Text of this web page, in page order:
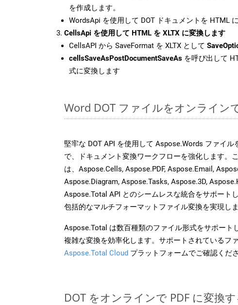
を作成します。
WordsApi を使用して DOT ドキュメントを HTML
CellsApi を使用して HTML を XLTX に変換します
CellsAPI から SaveFormat を XLTX として
cellsSaveAsPostDocumentSaveAs を呼び出して
式に変換します
Word DOT ファイルをオンライン
堅牢な DOT API を使用して Aspose.Words ファイル
で、ドキュメント変換ワークフローを強化します。
は、Aspose.Cells, Aspose.PDF, Aspose.Email,
Aspose.Diagram, Aspose.Tasks, Aspose.3D,
Aspose.Total API とのシームレスな統合をサポート
包括的なマルチフォーマットファイル変換を実現しま
Aspose.Total は数百種類のファイル形式をサポート
複雑な変換を効率化します。サポートされているフ
Aspose.Total Cloud プラットフォームでご確認くださ
DOT をオンラインで PDF に変換